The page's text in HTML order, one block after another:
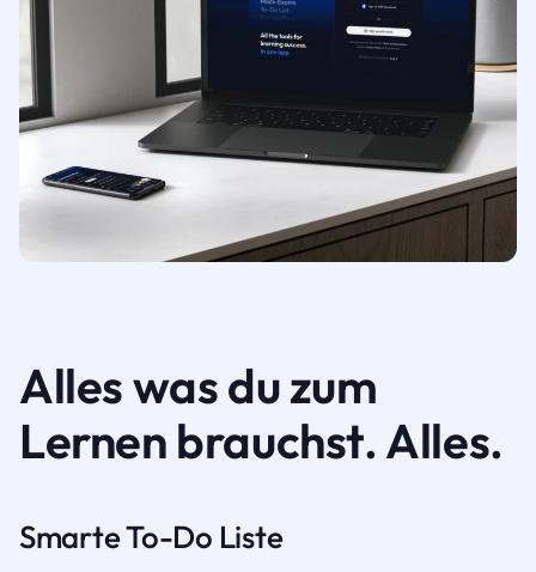
Alles was du zum
Lernen brauchst. Alles.
Smarte To-Do Liste